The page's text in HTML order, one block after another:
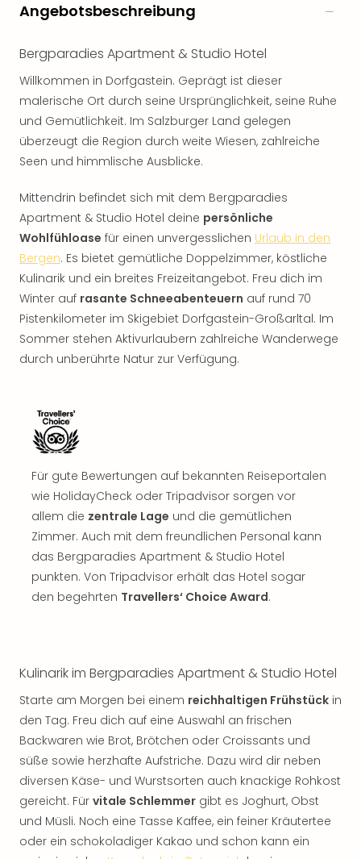
Angebotsbeschreibung
Bergparadies Apartment & Studio Hotel
Willkommen in Dorfgastein. Geprägt ist dieser
malerische Ort durch seine Ursprünglichkeit, seine Ruhe
und Gemütlichkeit. Im Salzburger Land gelegen
überzeugt die Region durch weite Wiesen, zahlreiche
Seen und himmlische Ausblicke.
Mittendrin befindet sich mit dem Bergparadies
Apartment & Studio Hotel deine persönliche
Wohlfühloase für einen unvergesslichen Urlaub in den
Bergen. Es bietet gemütliche Doppelzimmer, köstliche
Kulinarik und ein breites Freizeitangebot. Freu dich im
Winter auf rasante Schneeabenteuern auf rund 70
Pistenkilometer im Skigebiet Dorfgastein-Großarltal. Im
Sommer stehen Aktivurlaubern zahlreiche Wanderwege
durch unberührte Natur zur Verfügung.
Für gute Bewertungen auf bekannten Reiseportalen
wie HolidayCheck oder Tripadvisor sorgen vor
allem die zentrale Lage und die gemütlichen
Zimmer. Auch mit dem freundlichen Personal kann
das Bergparadies Apartment & Studio Hotel
punkten. Von Tripadvisor erhält das Hotel sogar
den begehrten Travellers‘ Choice Award.
Kulinarik im Bergparadies Apartment & Studio Hotel
Starte am Morgen bei einem reichhaltigen Frühstück in
den Tag. Freu dich auf eine Auswahl an frischen
Backwaren wie Brot, Brötchen oder Croissants und
süße sowie herzhafte Aufstriche. Dazu wird dir neben
diversen Käse- und Wurstsorten auch knackige Rohkost
gereicht. Für vitale Schlemmer gibt es Joghurt, Obst
und Müsli. Noch eine Tasse Kaffee, ein feiner Kräutertee
oder ein schokoladiger Kakao und schon kann ein